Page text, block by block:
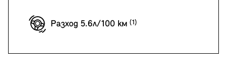
Разход 5.6л/100 км